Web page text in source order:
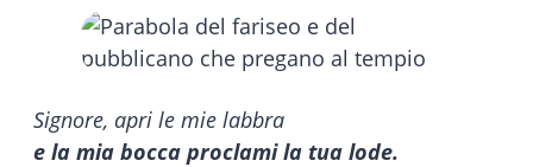
Signore, apri le mie labbra
e la mia bocca proclami la tua lode.